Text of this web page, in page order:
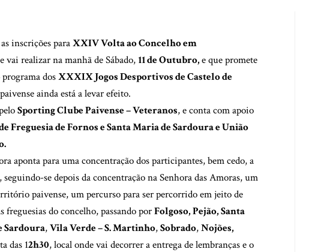
inscrições paraXXIV Volta ao Concelho em
vai realizar na manhã de Sábado,11 de Outubro,e que promete
dosXXXIX Jogos Desportivos de Castelo de
ainda está a levar efeito.
Sporting Clube Paivense – Veteranos, e conta com apoio
Freguesia de Fornos e Santa Maria de Sardoura e União
aponta para uma concentração dos participantes, bem cedo, a
, seguindo-se depois da concentração na Senhora das Amoras, um
paivense, um percurso para ser percorrido em jeito de
freguesias do concelho, passando porFolgoso, Pejão, Santa
Sardoura,Vila Verde – S. Martinho,Sobrado,Nojões,
das 12h30, local onde vai decorrer a entrega de lembranças e o